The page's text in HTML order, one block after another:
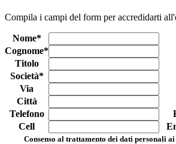
Compila i campi del form per accredidarti
Nome*
Cognome*
Titolo
Società*
Via
Città
Telefono
Cell
Consenso al trattamento dei dati personali ai